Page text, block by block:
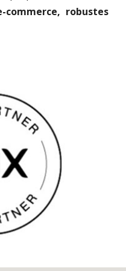
robustes